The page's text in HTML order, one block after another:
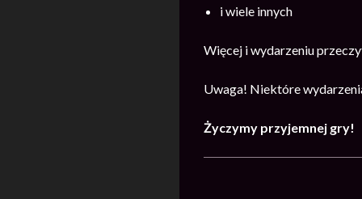
i wiele innych
Więcej i wydarzeniu
Uwaga! Niektóre
Życzymy przyjemnej gry!